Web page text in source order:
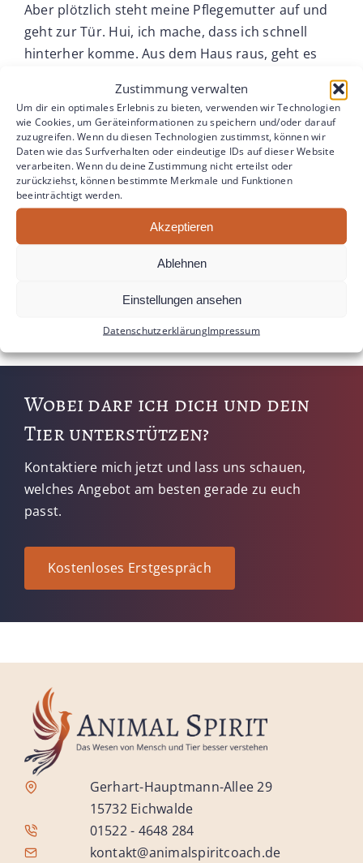
Zustimmung verwalten
Um dir ein optimales Erlebnis zu bieten, verwenden wir Technologien
wie Cookies, um Geräteinformationen zu speichern und/oder darauf
zuzugreifen. Wenn du diesen Technologien zustimmst, können wir
Daten wie das Surfverhalten oder eindeutige IDs auf dieser Website
verarbeiten. Wenn du deine Zustimmung nicht erteilst oder
zurückziehst, können bestimmte Merkmale und Funktionen
beeinträchtigt werden.
Akzeptieren
Ablehnen
Einstellungen ansehen
DatenschutzerklärungImpressum
Aber plötzlich steht meine Pflegemutter auf und
geht zur Tür. Hui, ich mache, dass ich schnell
hinterher komme. Aus dem Haus raus, geht es
Dann sitzen wir wieder im Auto und fahren
zurück zu dem anderen Haus und…- meinem
Stuhl in der Ecke. Wie gerne wäre ich jetzt noch
auf dem großen weichen Hundebett und jemand
streichelt mich. Vielleicht träume ich ja heute
Nacht davon.
Tierische Grüße, Dolima
Wobei darf ich dich und dein
Tier unterstützen?
Kontaktiere mich jetzt und lass uns schauen,
welches Angebot am besten gerade zu euch
passt.
Kostenloses Erstgespräch
Gerhart-Hauptmann-Allee 29
15732 Eichwalde
01522 - 4648 284
kontakt@animalspiritcoach.de